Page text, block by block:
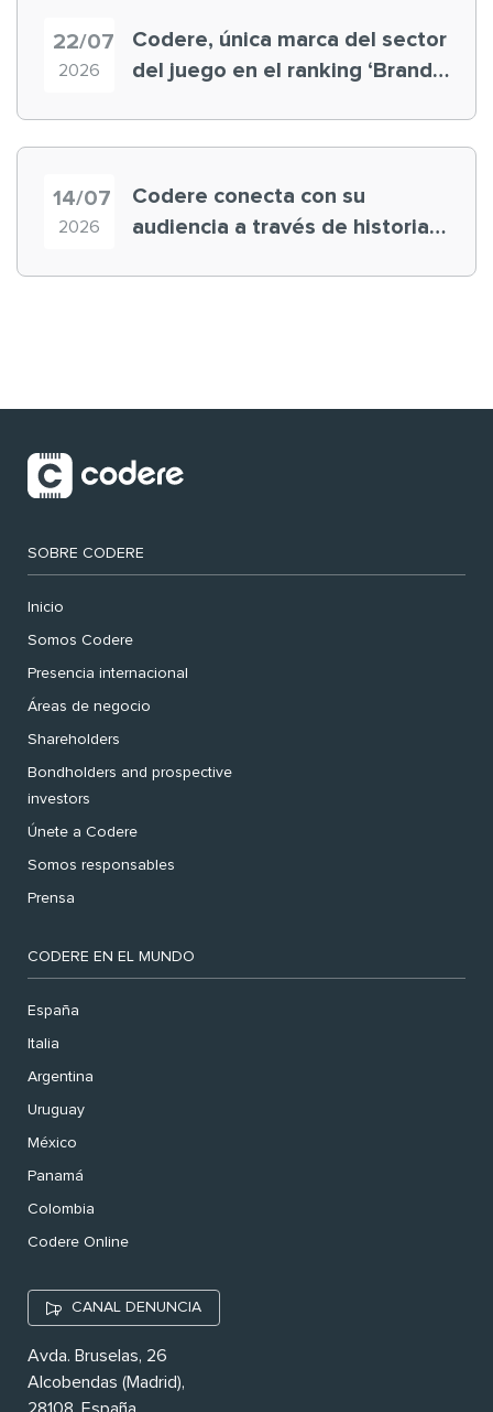
22/07
2026
Codere, única marca del sector
del juego en el ranking ‘Brand
14/07
2026
Codere conecta con su
audiencia a través de historias
SOBRE CODERE
Inicio
Somos Codere
Presencia internacional
Áreas de negocio
Shareholders
Bondholders and prospective
investors
Únete a Codere
Somos responsables
Prensa
CODERE EN EL MUNDO
España
Italia
Argentina
Uruguay
México
Panamá
Colombia
Codere Online
CANAL DENUNCIA
Avda. Bruselas, 26
Alcobendas (Madrid),
28108. España